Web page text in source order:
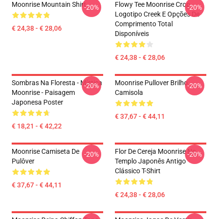
Moonrise Mountain Shirt
€ 24,38 - € 28,06
-20%
Flowy Tee Moonrise Crop
Logotipo Creek E Opções De
Comprimento Total
Disponíveis
€ 24,38 - € 28,06
-20%
Sombras Na Floresta - Mística
Moonrise - Paisagem
Japonesa Poster
€ 18,21 - € 42,22
-20%
Moonrise Pullover Brilho
Camisola
€ 37,67 - € 44,11
-20%
Moonrise Camiseta De
Pulôver
€ 37,67 - € 44,11
-20%
Flor De Cereja Moonrise No
Templo Japonês Antigo
Clássico T-Shirt
€ 24,38 - € 28,06
-20%